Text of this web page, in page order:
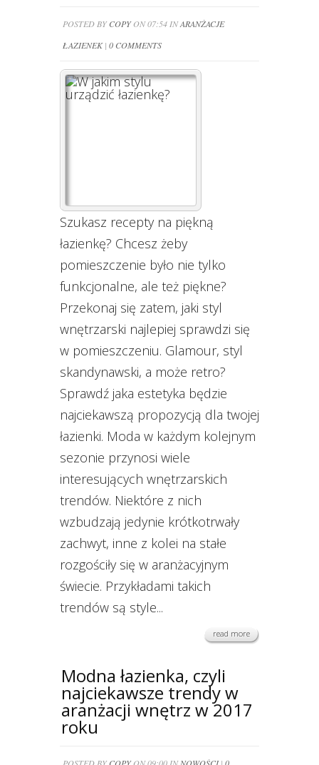
POSTED BY COPYON 07:54 INARANŻACJE
ŁAZIENEK| 0 COMMENTS
Szukasz recepty na piękną
łazienkę? Chcesz żeby
pomieszczenie było nie tylko
funkcjonalne, ale też piękne?
Przekonaj się zatem, jaki styl
wnętrzarski najlepiej sprawdzi się
w pomieszczeniu. Glamour, styl
skandynawski, a może retro?
Sprawdź jaka estetyka będzie
najciekawszą propozycją dla twojej
łazienki. Moda w każdym kolejnym
sezonie przynosi wiele
interesujących wnętrzarskich
trendów. Niektóre z nich
wzbudzają jedynie krótkotrwały
zachwyt, inne z kolei na stałe
rozgościły się w aranżacyjnym
świecie. Przykładami takich
trendów są style...
read more
Modna łazienka, czyli
najciekawsze trendy w
aranżacji wnętrz w 2017
roku